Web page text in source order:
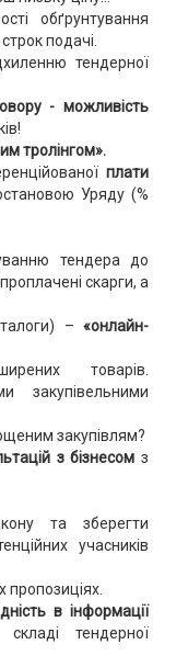
обґрунтування
подачі.
тендерної
- можливість
тролінгом».
плати
Уряду (%
тендера до
скарги, а
–«онлайн-
товарів.
закупівельними
закупівлям?
з бізнесомз
та зберегти
учасників
пропозиціях.
в інформації
тендерної